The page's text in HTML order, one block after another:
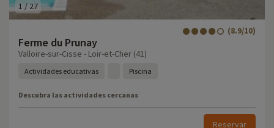
1 / 27
Ferme du Prunay
(8.9/10)
Valloire-sur-Cisse - Loir-et-Cher (41)
Actividades educativas Piscina
Descubra las actividades cercanas
Reservar